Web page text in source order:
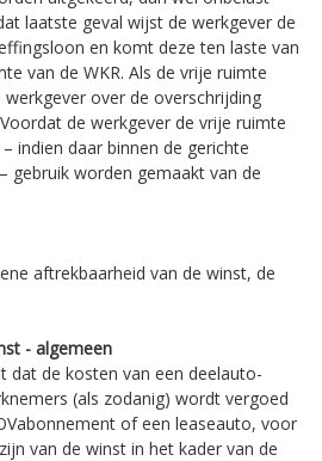
laatste geval wijst de werkgever de
en komt deze ten laste van
van de WKR. Als de vrije ruimte
over de overschrijding
de werkgever de vrije ruimte
indien daar binnen de gerichte
gebruik worden gemaakt van de
aftrekbaarheid van de winst, de
- algemeen
dat de kosten van een deelauto-
(als zodanig) wordt vergoed
of een leaseauto, voor
van de winst in het kader van de